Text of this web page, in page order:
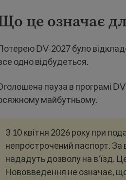
це означає
DV-2027 було
одно відбудеться.
пауза в програмі
майбутньому.
З 10 квітня 2026 року при
непрострочений паспорт. За
нададуть дозволу на в'їзд.
Нововведення не означає,